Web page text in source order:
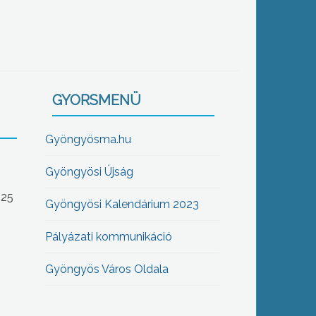
GYORSMENÜ
Gyöngyösma.hu
Gyöngyösi Újság
Gyöngyösi Kalendárium 2023
Pályázati kommunikáció
Gyöngyös Város Oldala